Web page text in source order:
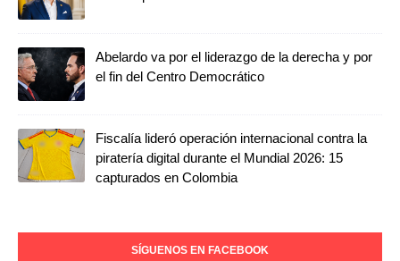
Abelardo va por el liderazgo de la derecha y por
el fin del Centro Democrático
Fiscalía lideró operación internacional contra la
piratería digital durante el Mundial 2026: 15
capturados en Colombia
SÍGUENOS EN FACEBOOK